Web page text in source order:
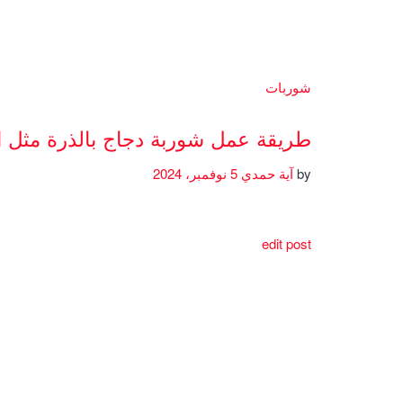
شوربات
طريقة عمل شوربة دجاج بالذرة مثل
byآية حمدي
edit post